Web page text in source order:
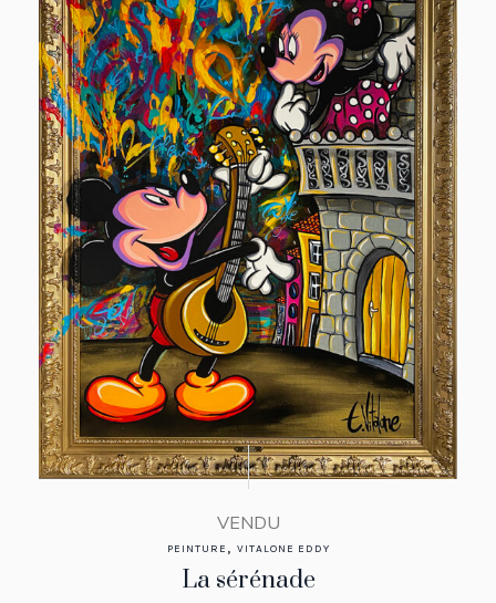
VENDU
PEINTURE , VITALONE EDDY
La sérénade